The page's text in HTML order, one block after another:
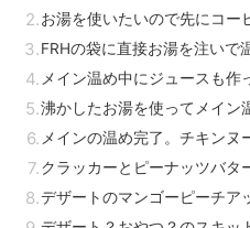
お湯を使いたいので先にコー
FRHの袋に直接お湯を注いで
メイン温め中にジュースも作
沸かしたお湯を使ってメイン
メインの温め完了。チキンヌ
クラッカーとピーナッツバタ
デザートのマンゴーピーチア